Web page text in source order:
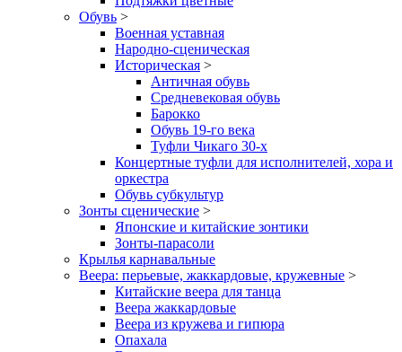
Обувь >
Военная уставная
Народно-сценическая
Историческая >
Античная обувь
Средневековая обувь
Барокко
Обувь 19-го века
Туфли Чикаго 30-х
Концертные туфли для исполнителей, хора и
оркестра
Обувь субкультур
Зонты сценические >
Японские и китайские зонтики
Зонты-парасоли
Крылья карнавальные
Веера: перьевые, жаккардовые, кружевные >
Китайские веера для танца
Веера жаккардовые
Веера из кружева и гипюра
Опахала